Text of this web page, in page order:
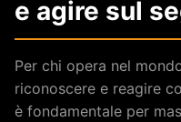
e agire sul
Per chi opera nel
riconoscere e reagire
è fondamentale per